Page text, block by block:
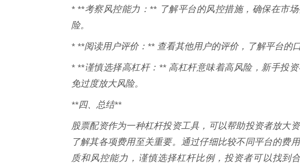
* **考察风控能力：** 了解平台的风控措施，确保在市
险。
* **阅读用户评价：** 查看其他用户的评价，了解平台的
* **谨慎选择高杠杆：** 高杠杆意味着高风险，新手投
免过度放大风险。
**四、总结**
股票配资作为一种杠杆投资工具，可以帮助投资者放大
了解其各项费用至关重要。通过仔细比较不同平台的费
质和风控能力，谨慎选择杠杆比例，投资者可以找到